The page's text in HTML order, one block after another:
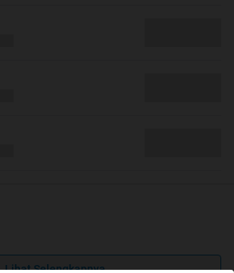
Lihat Selengkapnya